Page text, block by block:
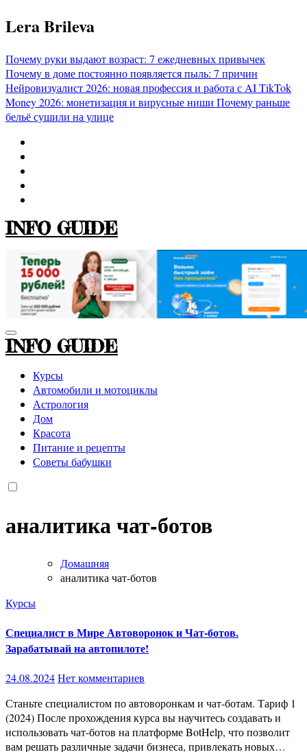
Перейти
к
Lera Brileva
Почему руки выдают возраст: 7 ежедневных привычек
Почему в доме постоянно появляется пыль: 7 причин
Нейровизуалист 2026: новая профессия и работа с AITikTok
Money 2026: монетизация и вирусные ниши Почему раньше
бельё сушили на улице
INFO GUIDE
INFO GUIDE
Курсы
Автомобили и мотоциклы
Астрология
Дом
Красота
Питание и рецепты
Советы бабушки
аналитика чат-ботов
Домашняя
аналитика чат-ботов
Курсы
Специалист в Мире Автоворонок и Чат-ботов.
Зарабатывай на автопилоте!
24.08.2024Нет комментариев
Станьте специалистом по автоворонкам и чат-ботам. Тариф 1
(2024) После прохождения курса вы научитесь создавать и
использовать чат-ботов на платформе BotHelp, что позволит
вам решать различные задачи бизнеса, привлекать новых…